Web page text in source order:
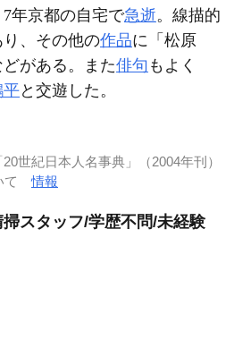
年京都の自宅で急逝。線描的
り、その他の作品に「松原
がある。また俳句 もよく
平と交遊した。
世紀日本人名事典」（2004年刊）
て情報
スタッフ/学歴不問/未経験